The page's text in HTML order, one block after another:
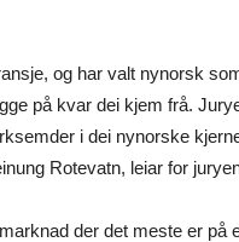
og har valt nynorsk
på kvar dei kjem frå.
i dei nynorske
Rotevatn, leiar for
der det meste er på